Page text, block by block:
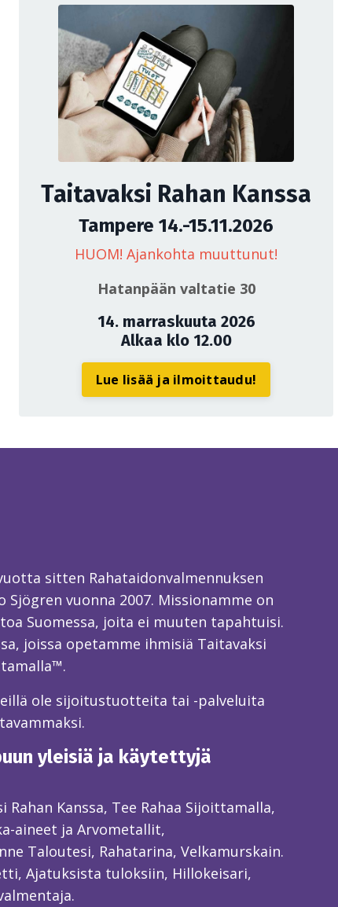
Taitavaksi Rahan Kanssa
Tampere 14.-15.11.2026
HUOM! Ajankohta muuttunut!
Hatanpään valtatie 30
14. marraskuuta 2026
Alkaa klo 12.00
Lue lisää ja ilmoittaudu!
sitten Rahataidonvalmennuksen
vuonna 2007. Missionamme on
Suomessa, joita ei muuten tapahtuisi.
joissa opetamme ihmisiä Taitavaksi
ole sijoitustuotteita tai -palveluita
yleisiä ja käytettyjä
Kanssa, Tee Rahaa Sijoittamalla,
aineet ja Arvometallit,
Taloutesi, Rahatarina, Velkamurskain.
Ajatuksista tuloksiin, Hillokeisari,